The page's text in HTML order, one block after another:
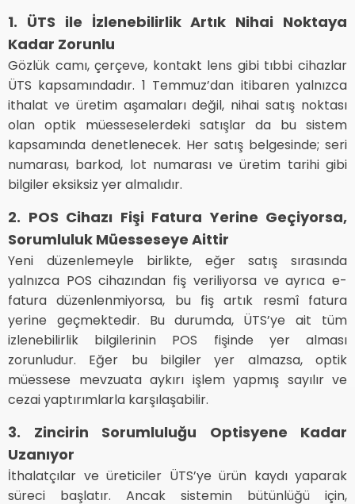
1. ÜTS ile İzlenebilirlik Artık Nihai Noktaya
Kadar Zorunlu
Gözlük camı, çerçeve, kontakt lens gibi tıbbi cihazlar
ÜTS kapsamındadır. 1 Temmuz’dan itibaren yalnızca
ithalat ve üretim aşamaları değil, nihai satış noktası
olan optik müesseselerdeki satışlar da bu sistem
kapsamında denetlenecek. Her satış belgesinde; seri
numarası, barkod, lot numarası ve üretim tarihi gibi
bilgiler eksiksiz yer almalıdır.
2. POS Cihazı Fişi Fatura Yerine Geçiyorsa,
Sorumluluk Müesseseye Aittir
Yeni düzenlemeyle birlikte, eğer satış sırasında
yalnızca POS cihazından fiş veriliyorsa ve ayrıca e-
fatura düzenlenmiyorsa, bu fiş artık resmî fatura
yerine geçmektedir. Bu durumda, ÜTS’ye ait tüm
izlenebilirlik bilgilerinin POS fişinde yer alması
zorunludur. Eğer bu bilgiler yer almazsa, optik
müessese mevzuata aykırı işlem yapmış sayılır ve
cezai yaptırımlarla karşılaşabilir.
3. Zincirin Sorumluluğu Optisyene Kadar
Uzanıyor
İthalatçılar ve üreticiler ÜTS’ye ürün kaydı yaparak
süreci başlatır. Ancak sistemin bütünlüğü için,